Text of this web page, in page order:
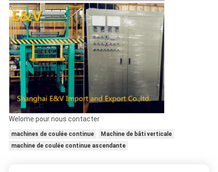
Welome pour nous contacter
machines de coulée continue
Machine de bâti verticale
machine de coulée continue ascendante